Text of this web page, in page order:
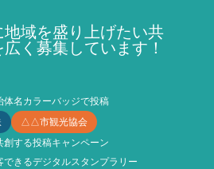
地域を盛り上げたい共
く募集しています！
名カラーバッジで投稿
△△市観光協会
する投稿キャンペーン
きるデジタルスタンプラリー